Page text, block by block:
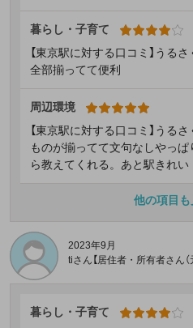
暮らし・子育て
【東京駅に対する口コミ】うる
全部揃ってて便利
周辺環境
【東京駅に対する口コミ】うる
ものが揃ってて文句なしやっ
ら教えてくれる。あと駅きれい
他の項目も
2023年9月
tiさん【居住者・所有者さん
暮らし・子育て